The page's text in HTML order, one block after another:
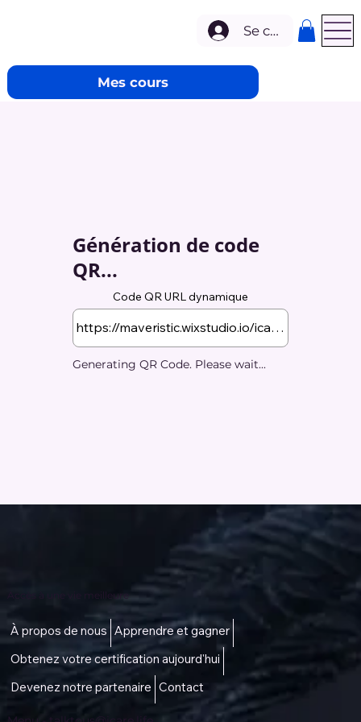
Mes cours
Se connecter
Génération de code
QR...
Code QR URL dynamique
Generating QR Code. Please wait...
Accès à une vie meilleure
À propos de nous Apprendre et gagner
Obtenez votre certification aujourd'hui
Devenez notre partenaire Contact